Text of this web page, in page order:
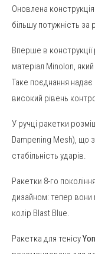
Оновлена
більшу потужність за
Вперше в конструкції
матеріал Minolon,
Таке поєднання надає
високий рівень
У ручці ракетки
Dampening Mesh), що
стабільність ударів.
Ракетки 8-го
дизайном: тепер
колір Blast Blue.
Ракетка для тенісу